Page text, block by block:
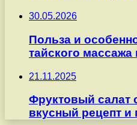
30.05.2026
Польза и
тайского
21.11.2025
Фруктовый салат
вкусный рецепт и